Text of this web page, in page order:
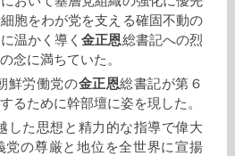
胞をわが党を支える確固不動の
温かく導く金正恩総書記への烈
念に満ちていた。
鮮労働党の金正恩総書記が第６
るために幹部壇に姿を現した。
した思想と精力的な指導で偉大
党の尊厳と地位を全世界に宣揚